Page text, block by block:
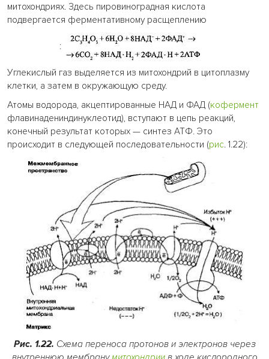
митохондриях. Здесь пировиноградная кислота
подвергается ферментативному расщеплению
:
Углекислый газ выделяется из митохондрий в цитоплазму
клетки, а затем в окружающую среду.
Атомы водорода, акцептированные НАД и ФАД (кофермент
флавинадениндинуклеотид), вступают в цепь реакций,
конечный результат которых — синтез АТФ. Это
происходит в следующей последовательности (рис. 1.22):
Рис. 1.22. Схема переноса протонов и электронов через